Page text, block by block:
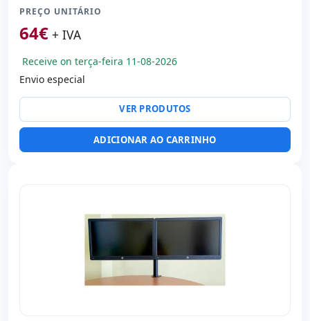
PREÇO UNITÁRIO
64€ + IVA
Receive on terça-feira 11-08-2026
Envio especial
VER PRODUTOS
ADICIONAR AO CARRINHO